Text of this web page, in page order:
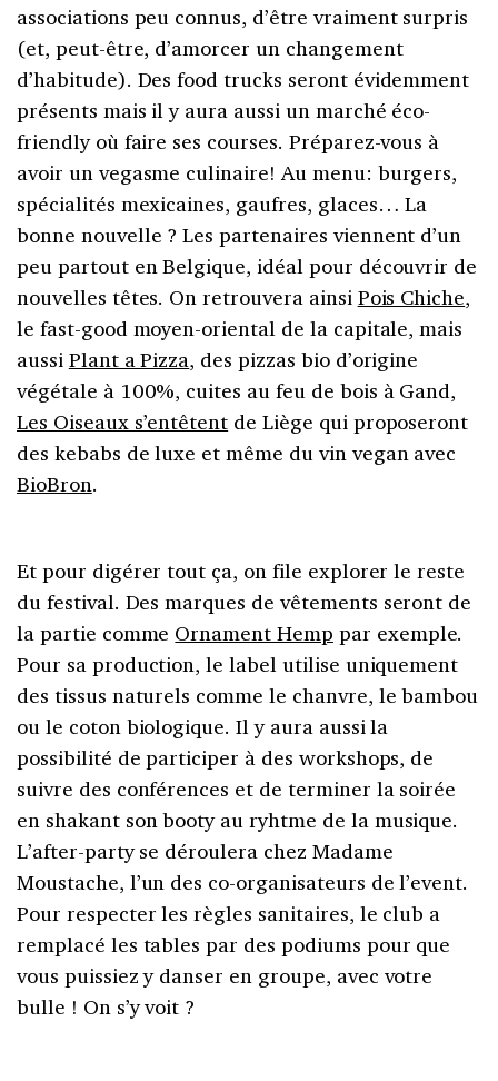
associations peu connus, d’être vraiment surpris
(et, peut-être, d’amorcer un changement
d’habitude). Des food trucks seront évidemment
présents mais il y aura aussi un marché éco-
friendly où faire ses courses. Préparez-vous à
avoir un vegasme culinaire! Au menu: burgers,
spécialités mexicaines, gaufres, glaces… La
bonne nouvelle ? Les partenaires viennent d’un
peu partout en Belgique, idéal pour découvrir de
nouvelles têtes. On retrouvera ainsi Pois Chiche,
le fast-good moyen-oriental de la capitale, mais
aussi Plant a Pizza, des pizzas bio d’origine
végétale à 100%, cuites au feu de bois à Gand,
Les Oiseaux s’entêtent de Liège qui proposeront
des kebabs de luxe et même du vin vegan avec
BioBron.
Et pour digérer tout ça, on file explorer le reste
du festival. Des marques de vêtements seront de
la partie comme Ornament Hemp par exemple.
Pour sa production, le label utilise uniquement
des tissus naturels comme le chanvre, le bambou
ou le coton biologique. Il y aura aussi la
possibilité de participer à des workshops, de
suivre des conférences et de terminer la soirée
en shakant son booty au ryhtme de la musique.
L’after-party se déroulera chez Madame
Moustache, l’un des co-organisateurs de l’event.
Pour respecter les règles sanitaires, le club a
remplacé les tables par des podiums pour que
vous puissiez y danser en groupe, avec votre
bulle ! On s’y voit ?